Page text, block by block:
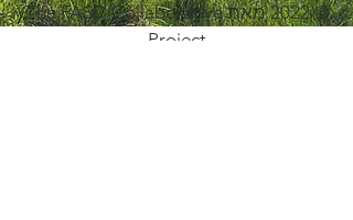
© 2022 מאת The FASD Collaborative
Project